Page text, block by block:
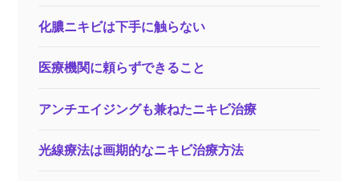
化膿ニキビは下手に触らない
医療機関に頼らずできること
アンチエイジングも兼ねたニキビ治療
光線療法は画期的なニキビ治療方法